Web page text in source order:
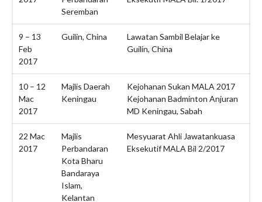
Pembayaran Yuran
Senarai PBT Yang Telah Bayar
Biro Sukan & Rekreasi
Biro Kebajikan Dan Sosial
Seremban
9 – 13
Feb
2017
Guilin, China
Lawatan Sambil Belajar ke
Guilin, China
10 – 12
Mac
2017
Majlis Daerah
Keningau
Kejohanan Sukan MALA 2017
Kejohanan Badminton Anjuran
MD Keningau, Sabah
22 Mac
2017
Majlis
Perbandaran
Kota Bharu
Bandaraya
Islam,
Kelantan
Mesyuarat Ahli Jawatankuasa
Eksekutif MALA Bil 2/2017